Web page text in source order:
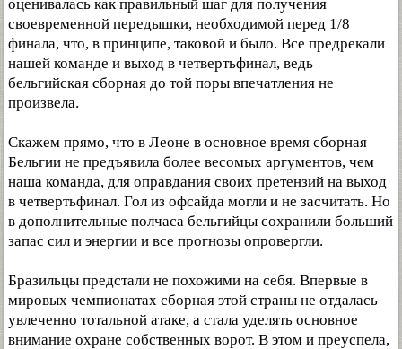
оценивалась как правильный шаг для получения
своевременной передышки, необходимой перед 1/8
финала, что, в принципе, таковой и было. Все предрекали
нашей команде и выход в четвертьфинал, ведь
бельгийская сборная до той поры впечатления не
произвела.
Скажем прямо, что в Леоне в основное время сборная
Бельгии не предъявила более весомых аргументов, чем
наша команда, для оправдания своих претензий на выход
в четвертьфинал. Гол из офсайда могли и не засчитать. Но
в дополнительные полчаса бельгийцы сохранили больший
запас сил и энергии и все прогнозы опровергли.
Бразильцы предстали не похожими на себя. Впервые в
мировых чемпионатах сборная этой страны не отдалась
увлеченно тотальной атаке, а стала уделять основное
внимание охране собственных ворот. В этом и преуспела,